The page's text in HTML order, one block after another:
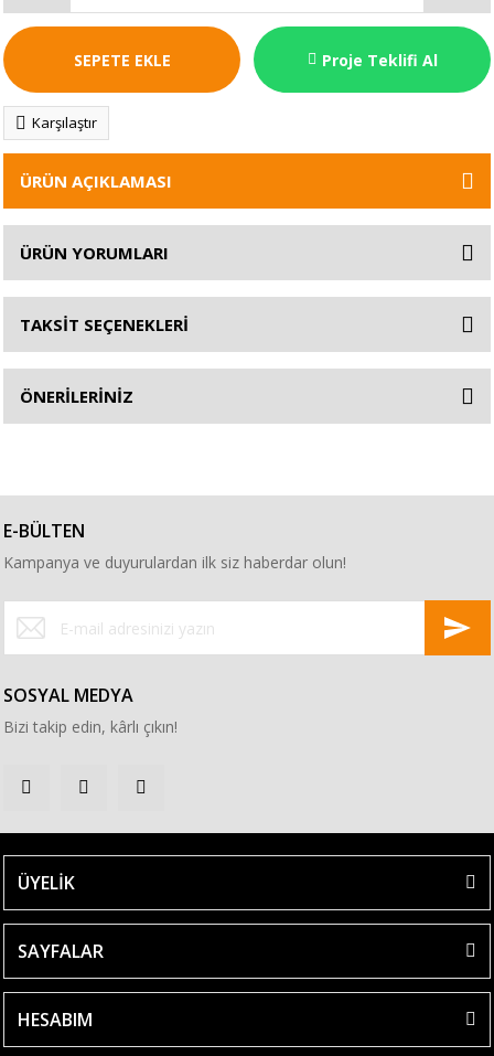
SEPETE EKLE Proje Teklifi Al
Karşılaştır
ÜRÜN AÇIKLAMASI
ÜRÜN YORUMLARI
TAKSİT SEÇENEKLERİ
ÖNERİLERİNİZ
E-BÜLTEN
Kampanya ve duyurulardan ilk siz haberdar olun!
SOSYAL MEDYA
Bizi takip edin, kârlı çıkın!
ÜYELİK
SAYFALAR
HESABIM